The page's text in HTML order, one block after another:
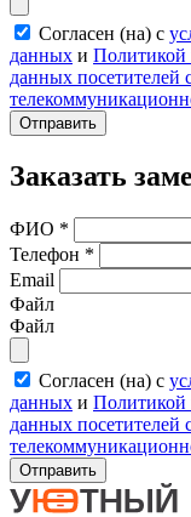
Согласен (на) с
данных и Политикой
данных посетителей
Отправить
Заказать
ФИО *
Телефон *
Email
Файл
Файл
Согласен (на) с
данных и Политикой
данных посетителей
Отправить